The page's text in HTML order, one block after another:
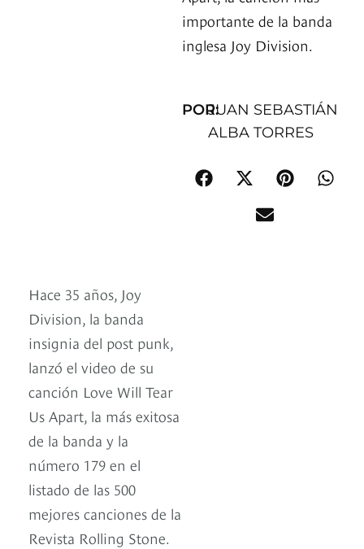
importante de la banda
inglesa Joy Division.
POR:JUAN SEBASTIÁN
ALBA TORRES
Hace 35 años, Joy
Division, la banda
insignia del post punk,
lanzó el video de su
canción Love Will Tear
Us Apart, la más exitosa
de la banda y la
número 179 en el
listado de las 500
mejores canciones de la
Revista Rolling Stone.